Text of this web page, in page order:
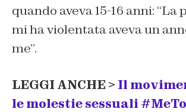
quando aveva 15-16 anni: “La
mi ha violentata aveva un
me”.
LEGGI ANCHE > Il
le molestie sessuali